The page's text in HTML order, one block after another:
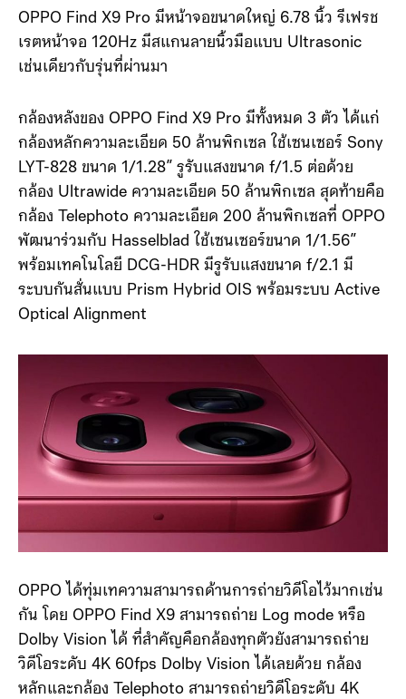
OPPO Find X9 Pro มีหน้าจอขนาดใหญ่ 6.78 นิ้ว รีเฟรช
เรตหน้าจอ 120Hz มีสแกนลายนิ้วมือแบบ Ultrasonic
เช่นเดียวกับรุ่นที่ผ่านมา
กล้องหลังของ OPPO Find X9 Pro มีทั้งหมด 3 ตัว ได้แก่
กล้องหลักความละเอียด 50 ล้านพิกเซล ใช้เซนเซอร์ Sony
LYT-828 ขนาด 1/1.28” รูรับแสงขนาด f/1.5 ต่อด้วย
กล้อง ​Ultrawide ความละเอียด 50 ล้านพิกเซล สุดท้ายคือ
กล้อง Telephoto ความละเอียด 200 ล้านพิกเซลที่ OPPO
พัฒนาร่วมกับ Hasselblad ใช้เซนเซอร์ขนาด 1/1.56”
พร้อมเทคโนโลยี DCG-HDR มีรูรับแสงขนาด f/2.1 มี
ระบบกันสั่นแบบ Prism Hybrid OIS พร้อมระบบ Active
Optical Alignment
OPPO ได้ทุ่มเทความสามารถด้านการถ่ายวิดีโอไว้มากเช่น
กัน โดย OPPO Find X9 สามารถถ่าย Log mode หรือ
Dolby Vision ได้ ที่สำคัญคือกล้องทุกตัวยังสามารถถ่าย
วิดีโอระดับ 4K 60fps Dolby Vision ได้เลยด้วย กล้อง
หลักและกล้อง Telephoto สามารถถ่ายวิดีโอระดับ 4K